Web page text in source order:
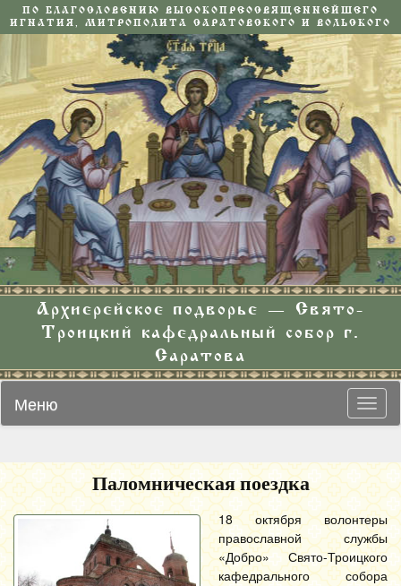
ПО БЛАГОСЛОВЕНИЮ ВЫСОКОПРЕОСВЯЩЕННЕЙШЕГО
ИГНАТИЯ, МИТРОПОЛИТА САРАТОВСКОГО И ВОЛЬСКОГО
Архиерейское подворье — Свято-
Троицкий кафедральный собор г.
Саратова
Меню
Паломническая поездка
18 октября волонтеры
православной службы
«Добро» Свято-Троицкого
кафедрального собора